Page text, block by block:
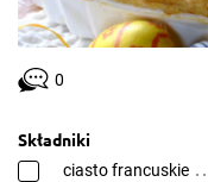
0
Składniki
ciasto francuskie